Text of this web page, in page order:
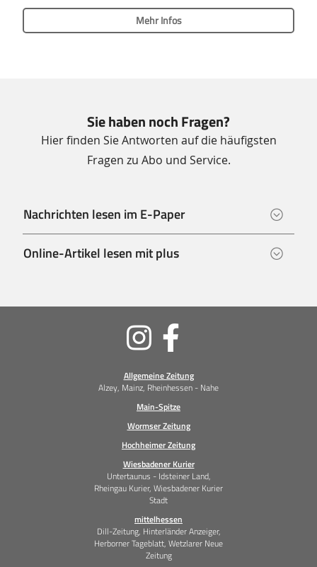
Mehr Infos
Sie haben noch Fragen?
Hier finden Sie Antworten auf die häufigsten
Fragen zu Abo und Service.
Nachrichten lesen im E-Paper
Online-Artikel lesen mit plus
Allgemeine Zeitung
Alzey, Mainz, Rheinhessen - Nahe
Main-Spitze
Wormser Zeitung
Hochheimer Zeitung
Wiesbadener Kurier
Untertaunus - Idsteiner Land,
Rheingau Kurier, Wiesbadener Kurier
Stadt
mittelhessen
Dill-Zeitung, Hinterländer Anzeiger,
Herborner Tageblatt, Wetzlarer Neue
Zeitung
Soziale
Medien